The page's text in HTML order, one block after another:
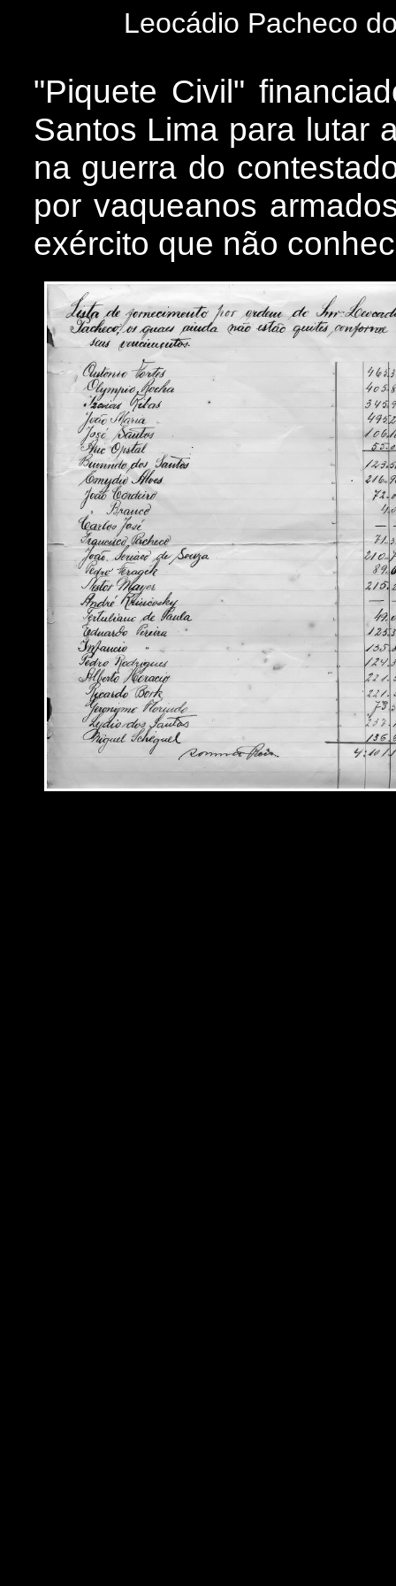
Leocádio Pacheco
"Piquete Civil"
Santos Lima para lutar
na guerra do
por vaqueanos
exército que não